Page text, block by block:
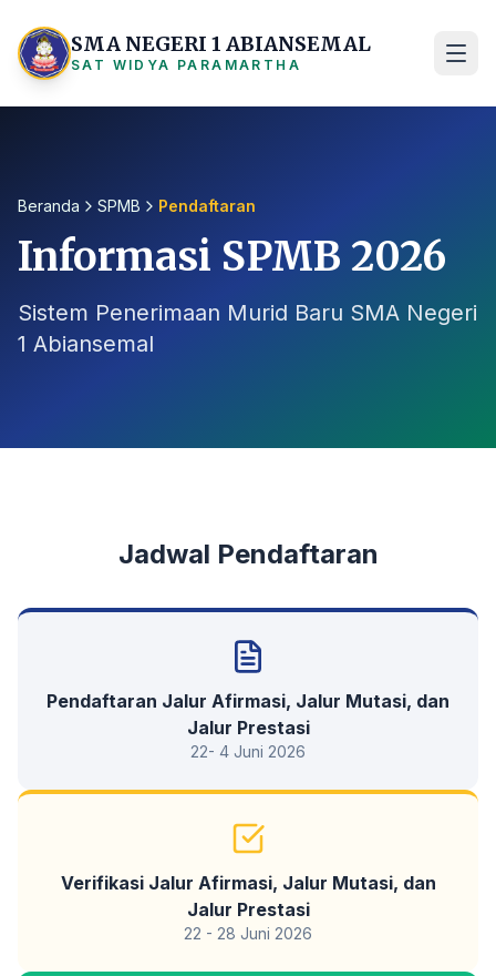
SMA NEGERI 1 ABIANSEMAL
SAT WIDYA PARAMARTHA
Beranda SPMB Pendaftaran
Informasi SPMB 2026
Sistem Penerimaan Murid Baru SMA Negeri
1 Abiansemal
Jadwal Pendaftaran
Pendaftaran Jalur Afirmasi, Jalur Mutasi, dan
Jalur Prestasi
22- 4 Juni 2026
Verifikasi Jalur Afirmasi, Jalur Mutasi, dan
Jalur Prestasi
22 - 28 Juni 2026